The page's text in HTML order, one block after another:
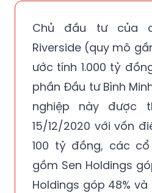
Chủ đầu tư của
Riverside (quy mô
ước tính 1.000 tỷ
phần Đầu tư Bình
nghiệp này được
15/12/2020 với vốn
100 tỷ đồng, các
gồm Sen Holdings
Holdings góp 48% và